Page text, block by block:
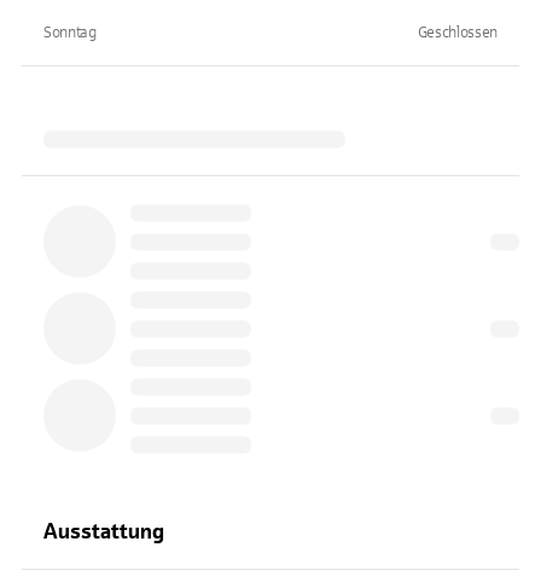
Sonntag Geschlossen
Ausstattung